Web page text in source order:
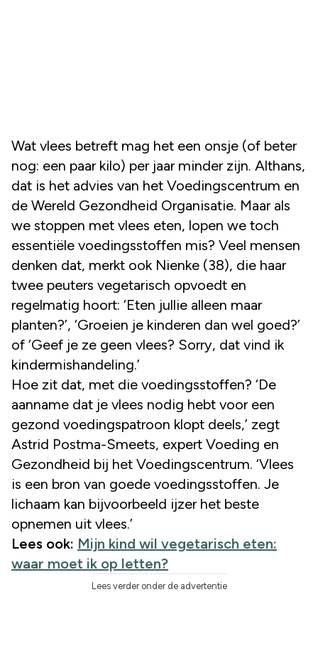
Wat vlees betreft mag het een onsje (of beter
nog: een paar kilo) per jaar minder zijn. Althans,
dat is het advies van het Voedingscentrum en
de Wereld Gezondheid Organisatie. Maar als
we stoppen met vlees eten, lopen we toch
essentiële voedingsstoffen mis? Veel mensen
denken dat, merkt ook Nienke (38), die haar
twee peuters vegetarisch opvoedt en
regelmatig hoort: ‘Eten jullie alleen maar
planten?’, ‘Groeien je kinderen dan wel goed?’
of ‘Geef je ze geen vlees? Sorry, dat vind ik
kindermishandeling.’
Hoe zit dat, met die voedingsstoffen? ‘De
aanname dat je vlees nodig hebt voor een
gezond voedingspatroon klopt deels,’ zegt
Astrid Postma-Smeets, expert Voeding en
Gezondheid bij het Voedingscentrum. ‘Vlees
is een bron van goede voedingsstoffen. Je
lichaam kan bijvoorbeeld ijzer het beste
opnemen uit vlees.’
Lees ook: Mijn kind wil vegetarisch eten:
waar moet ik op letten?
Lees verder onder de advertentie